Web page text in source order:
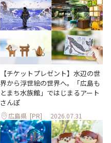
【チケットプレゼント】水辺の世
界から浮世絵の世界へ。「広島も
とまち水族館」ではじまるアート
さんぽ
広島県 [PR] 2026.07.31